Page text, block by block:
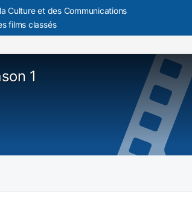
Culture et des Communications
films classés
1